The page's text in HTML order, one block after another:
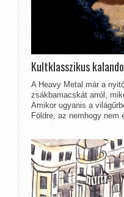
Kultklasszikus
A Heavy Metal már a
zsákbamacskát arról,
Amikor ugyanis a
Földre, az nemhogy nem